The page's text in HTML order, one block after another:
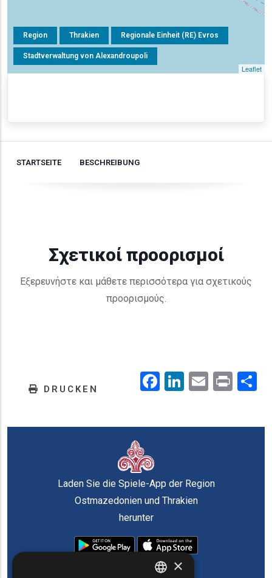
Region Thrakien Regionale Einheit (RE) Evros
Stadtverwaltung von Alexandroupoli
Leaflet
STARTSEITE BESCHREIBUNG
Σχετικοί προορισμοί
Εξερευνήστε και μάθετε περισσότερα για σχετικούς
προορισμούς.
DRUCKEN Facebook
LinkedIn
EmailPrint
Laden Sie die Spiele-App der Region
Ostmazedonien und Thrakien
herunter
×